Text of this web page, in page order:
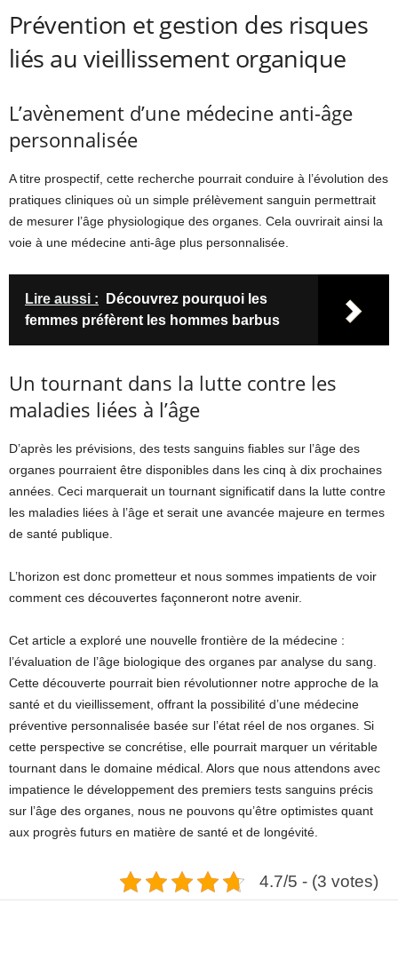
Prévention et gestion des risques
liés au vieillissement organique
L’avènement d’une médecine anti-âge
personnalisée
A titre prospectif, cette recherche pourrait conduire à l’évolution des
pratiques cliniques où un simple prélèvement sanguin permettrait
de mesurer l’âge physiologique des organes. Cela ouvrirait ainsi la
voie à une médecine anti-âge plus personnalisée.
Lire aussi :
Découvrez pourquoi les
femmes préfèrent les hommes barbus
Un tournant dans la lutte contre les
maladies liées à l’âge
D’après les prévisions, des tests sanguins fiables sur l’âge des
organes pourraient être disponibles dans les cinq à dix prochaines
années. Ceci marquerait un tournant significatif dans la lutte contre
les maladies liées à l’âge et serait une avancée majeure en termes
de santé publique.
L’horizon est donc prometteur et nous sommes impatients de voir
comment ces découvertes façonneront notre avenir.
Cet article a exploré une nouvelle frontière de la médecine :
l’évaluation de l’âge biologique des organes par analyse du sang.
Cette découverte pourrait bien révolutionner notre approche de la
santé et du vieillissement, offrant la possibilité d’une médecine
préventive personnalisée basée sur l’état réel de nos organes. Si
cette perspective se concrétise, elle pourrait marquer un véritable
tournant dans le domaine médical. Alors que nous attendons avec
impatience le développement des premiers tests sanguins précis
sur l’âge des organes, nous ne pouvons qu’être optimistes quant
aux progrès futurs en matière de santé et de longévité.
4.7/5 - (3 votes)